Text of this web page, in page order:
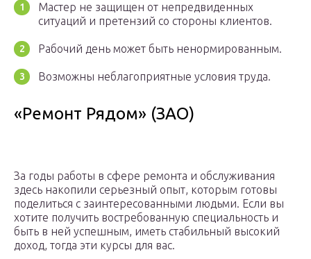
Мастер не защищен от непредвиденных
ситуаций и претензий со стороны клиентов.
Рабочий день может быть ненормированным.
Возможны неблагоприятные условия труда.
«Ремонт Рядом» (ЗАО)
За годы работы в сфере ремонта и обслуживания
здесь накопили серьезный опыт, которым готовы
поделиться с заинтересованными людьми. Если вы
хотите получить востребованную специальность и
быть в ней успешным, иметь стабильный высокий
доход, тогда эти курсы для вас.